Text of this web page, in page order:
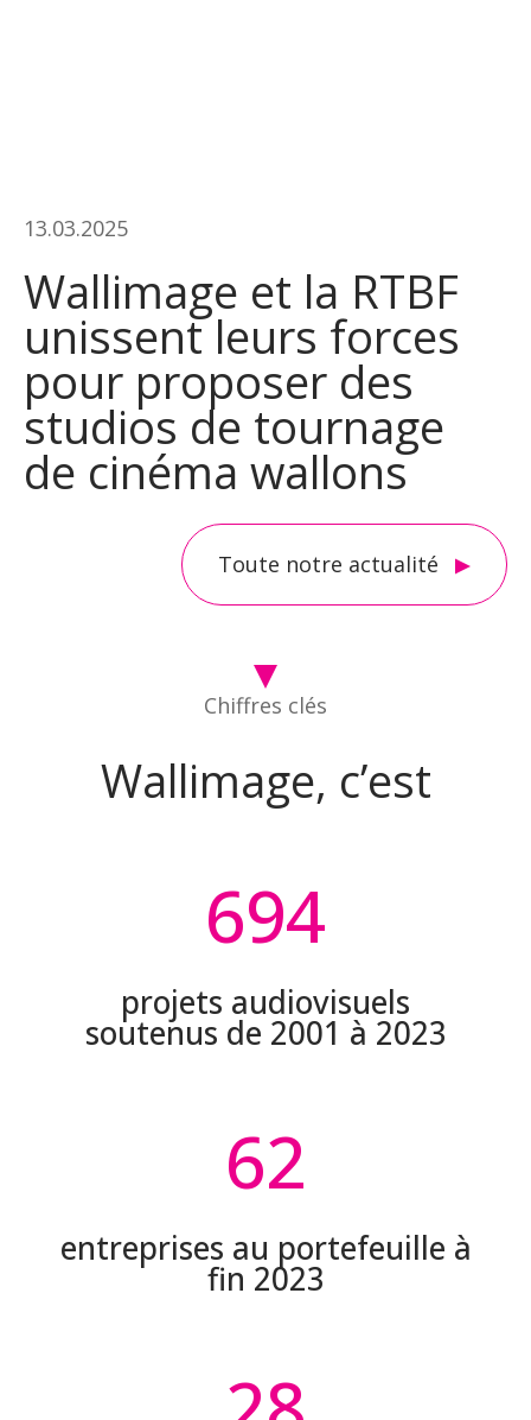
13.03.2025
Wallimage et la RTBF
unissent leurs forces
pour proposer des
studios de tournage
de cinéma wallons
Toute notre actualité
Chiffres clés
Wallimage, c’est
694
projets audiovisuels
soutenus de 2001 à 2023
62
entreprises au portefeuille à
fin 2023